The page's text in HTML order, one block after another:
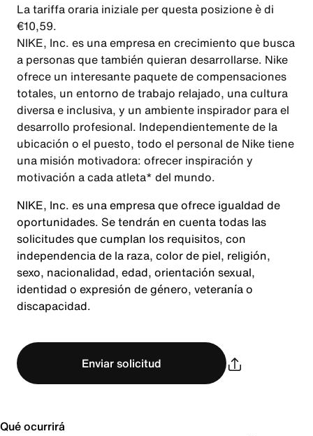
La tariffa oraria iniziale per questa posizione è di
€10,59.
NIKE, Inc. es una empresa en crecimiento que busca
a personas que también quieran desarrollarse. Nike
ofrece un interesante paquete de compensaciones
totales, un entorno de trabajo relajado, una cultura
diversa e inclusiva, y un ambiente inspirador para el
desarrollo profesional. Independientemente de la
ubicación o el puesto, todo el personal de Nike tiene
una misión motivadora: ofrecer inspiración y
motivación a cada atleta* del mundo.
NIKE, Inc. es una empresa que ofrece igualdad de
oportunidades. Se tendrán en cuenta todas las
solicitudes que cumplan los requisitos, con
independencia de la raza, color de piel, religión,
sexo, nacionalidad, edad, orientación sexual,
identidad o expresión de género, veteranía o
discapacidad.
Enviar solicitud
Qué ocurrirá